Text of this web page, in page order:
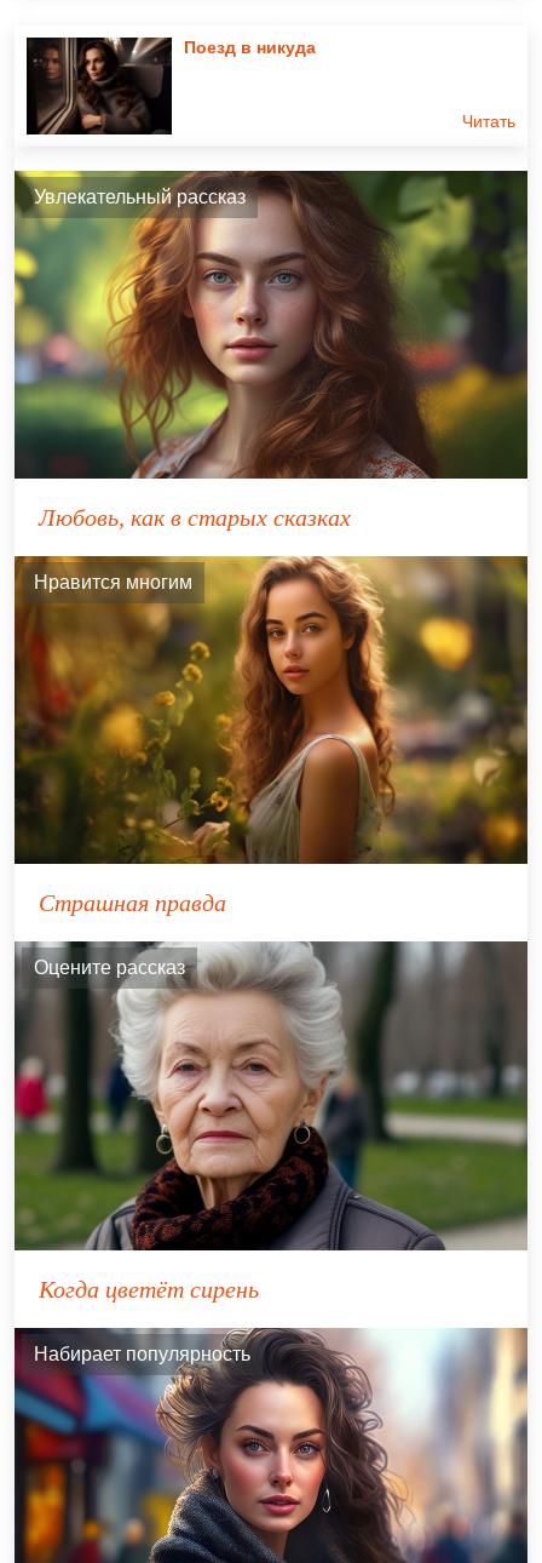
Поезд в никуда
Читать
Увлекательный рассказ
Любовь, как в старых сказках
Нравится многим
Страшная правда
Оцените рассказ
Когда цветёт сирень
Набирает популярность